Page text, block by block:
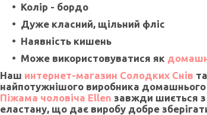
Колір - бордо
Дуже класний, щільний фліс
Наявність кишень
Може використовуватися як
Наш интернет-магазин Солодких Снів
найпотужнішого виробника
Піжама чоловіча Ellen завжди шиється з
еластану, що дає виробу добре